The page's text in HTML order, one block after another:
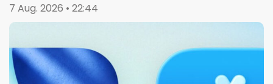
7 Aug. 2026 • 22:44